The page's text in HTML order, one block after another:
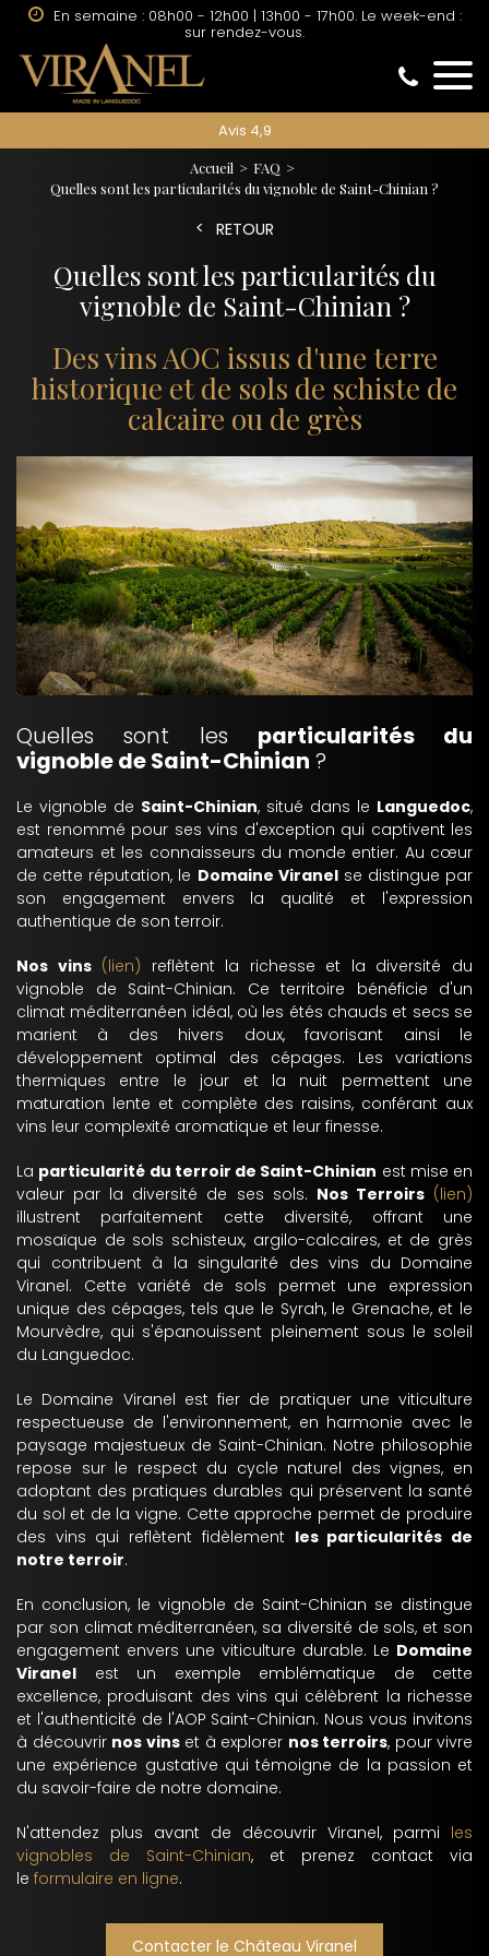
sur rendez-vous.
Avis 4,9
Accueil
FAQ
Quelles sont les particularités du vignoble de Saint-Chinian ?
RETOUR
Quelles sont les particularités du
vignoble de Saint-Chinian ?
Des vins AOC issus d'une terre
historique et de sols de schiste de
calcaire ou de grès
Quelles sont les particularités du
vignoble de Saint-Chinian ?
Le vignoble de Saint-Chinian, situé dans le Languedoc,
est renommé pour ses vins d'exception qui captivent les
amateurs et les connaisseurs du monde entier. Au cœur
de cette réputation, le Domaine Viranelse distingue par
son engagement envers la qualité et l'expression
authentique de son terroir.
Nos vins (lien) reflètent la richesse et la diversité du
vignoble de Saint-Chinian. Ce territoire bénéficie d'un
climat méditerranéen idéal, où les étés chauds et secs se
marient à des hivers doux, favorisant ainsi le
développement optimal des cépages. Les variations
thermiques entre le jour et la nuit permettent une
maturation lente et complète des raisins, conférant aux
vins leur complexité aromatique et leur finesse.
La particularité du terroir de Saint-Chinian est mise en
valeur par la diversité de ses sols. Nos Terroirs (lien)
illustrent parfaitement cette diversité, offrant une
mosaïque de sols schisteux, argilo-calcaires, et de grès
qui contribuent à la singularité des vins du Domaine
Viranel. Cette variété de sols permet une expression
unique des cépages, tels que le Syrah, le Grenache, et le
Mourvèdre, qui s'épanouissent pleinement sous le soleil
du Languedoc.
Le Domaine Viranel est fier de pratiquer une viticulture
respectueuse de l'environnement, en harmonie avec le
paysage majestueux de Saint-Chinian. Notre philosophie
repose sur le respect du cycle naturel des vignes, en
adoptant des pratiques durables qui préservent la santé
du sol et de la vigne. Cette approche permet de produire
des vins qui reflètent fidèlement les particularités de
notre terroir.
En conclusion, le vignoble de Saint-Chinian se distingue
par son climat méditerranéen, sa diversité de sols, et son
engagement envers une viticulture durable. Le Domaine
Viranel est un exemple emblématique de cette
excellence, produisant des vins qui célèbrent la richesse
et l'authenticité de l'AOP Saint-Chinian. Nous vous invitons
à découvrir nos vinset à explorer nos terroirs, pour vivre
une expérience gustative qui témoigne de la passion et
du savoir-faire de notre domaine.
N'attendez plus avant de découvrir Viranel, parmi les
vignobles de Saint-Chinian, et prenez contact via
le formulaire en ligne.
Contacter le Château Viranel